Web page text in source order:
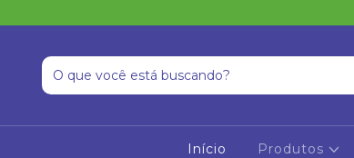
Início Produtos